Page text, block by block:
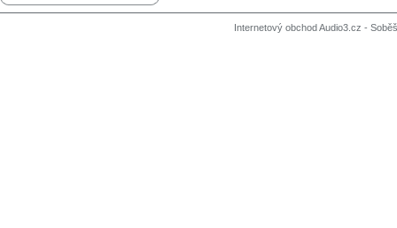
Internetový obchod Audio3.cz -